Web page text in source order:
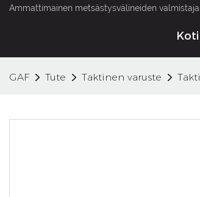
Ammattimainen metsästysvälineiden
Koti
GAF Tute Taktinen varuste